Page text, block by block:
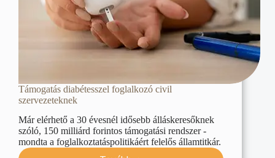
Támogatás diabétesszel foglalkozó civil
szervezeteknek
Már elérhető a 30 évesnél idősebb álláskeresőknek
szóló, 150 milliárd forintos támogatási rendszer -
mondta a foglalkoztatáspolitikáért felelős államtitkár.